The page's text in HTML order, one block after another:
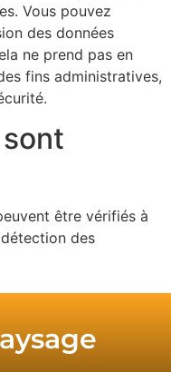
Vous pouvez
des données
ne prend pas en
fins administratives,
être vérifiés à
détection des